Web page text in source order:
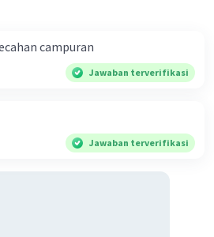
campuran
Jawaban terverifikasi
Jawaban terverifikasi